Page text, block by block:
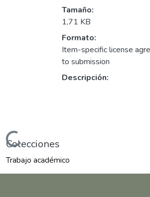
Cargando...
Tamaño:
1,71 KB
Formato:
Item-specific license
to submission
Descripción:
Colecciones
Trabajo académico